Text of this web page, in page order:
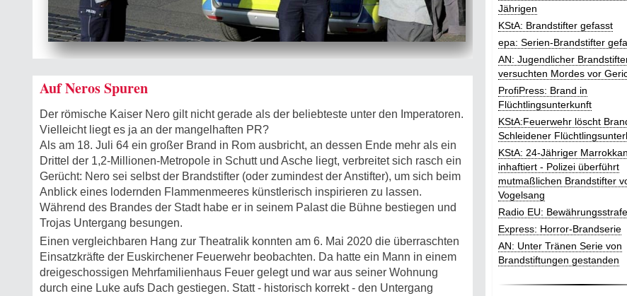
Auf Neros Spuren
Der römische Kaiser Nero gilt nicht gerade als der beliebteste unter den Imperatoren.
Vielleicht liegt es ja an der mangelhaften PR?
Als am 18. Juli 64 ein großer Brand in Rom ausbricht, an dessen Ende mehr als ein
Drittel der 1,2-Millionen-Metropole in Schutt und Asche liegt, verbreitet sich rasch ein
Gerücht: Nero sei selbst der Brandstifter (oder zumindest der Anstifter), um sich beim
Anblick eines lodernden Flammenmeeres künstlerisch inspirieren zu lassen.
Während des Brandes der Stadt habe er in seinem Palast die Bühne bestiegen und
Trojas Untergang besungen.
Einen vergleichbaren Hang zur Theatralik konnten am 6. Mai 2020 die überraschten
Einsatzkräfte der Euskirchener Feuerwehr beobachten. Da hatte ein Mann in einem
dreigeschossigen Mehrfamilienhaus Feuer gelegt und war aus seiner Wohnung
durch eine Luke aufs Dach gestiegen. Statt - historisch korrekt - den Untergang
Jährigen
KStA: Brandstifter gefasst
epa: Serien-Brandstifter
AN: Jugendlicher
versuchten Mordes vor
ProfiPress: Brand in
Flüchtlingsunterkunft
KStA:Feuerwehr löscht
Schleidener
KStA: 24-Jähriger
inhaftiert - Polizei überführt
mutmaßlichen Brandstifter
Vogelsang
Radio EU: Bewährungsstrafe
Express: Horror-Brandserie
AN: Unter Tränen Serie von
Brandstiftungen gestanden